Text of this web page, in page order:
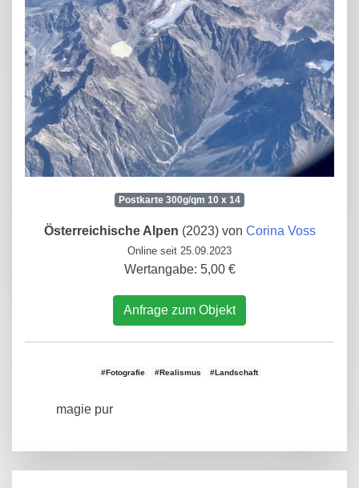
Postkarte 300g/qm 10 x 14
Österreichische Alpen (2023) von Corina Voss
Online seit 25.09.2023
Wertangabe: 5,00 €
Anfrage zum Objekt
#Fotografie #Realismus #Landschaft
magie pur